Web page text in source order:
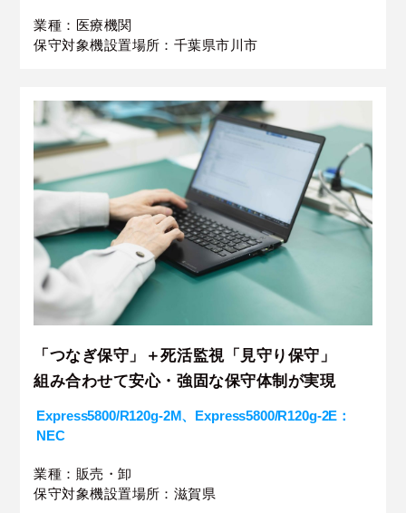
業種：医療機関
保守対象機設置場所：千葉県市川市
「つなぎ保守」＋死活監視「見守り保守」
組み合わせて安心・強固な保守体制が実現
Express5800/R120g-2M、Express5800/R120g-2E：
NEC
業種：販売・卸
保守対象機設置場所：滋賀県